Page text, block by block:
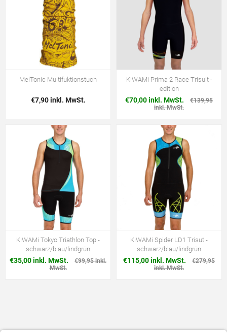
MelTonic Multifuktionstuch
€7,90 inkl. MwSt.
KiWAMi Prima 2 Race Trisuit -
edition
€70,00 inkl. MwSt.
€139,95
inkl. MwSt.
KiWAMi Tokyo Triathlon Top -
schwarz/blau/lindgrün
€35,00 inkl. MwSt.
€99,95 inkl.
MwSt.
KiWAMi Spider LD1 Trisut -
schwarz/blau/lindgrün
€115,00 inkl. MwSt.
€279,95
inkl. MwSt.